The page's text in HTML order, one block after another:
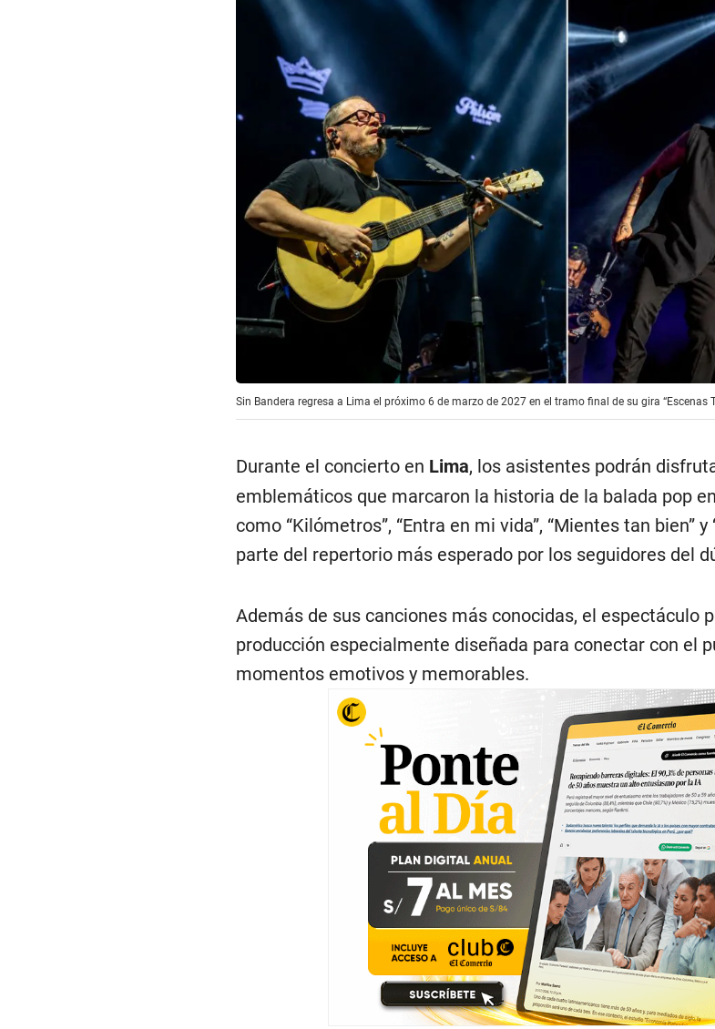
Sin Bandera regresa a Lima el próximo 6 de marzo de 2027 en el tramo final de su gira “Escenas
Durante el concierto en Lima, los asistentes podrán
emblemáticos que marcaron la historia de la balada pop
como “Kilómetros”, “Entra en mi vida”, “Mientes tan bien” y
parte del repertorio más esperado por los seguidores del
Además de sus canciones más conocidas, el espectáculo
producción especialmente diseñada para conectar con el
momentos emotivos y memorables.